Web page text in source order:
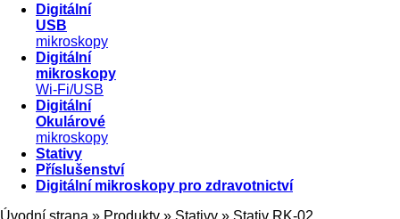
Digitální
USB
mikroskopy
Digitální
mikroskopy
Wi-Fi/USB
Digitální
Okulárové
mikroskopy
Stativy
Příslušenství
Digitální mikroskopy pro zdravotnictví
Úvodní strana » Produkty » Stativy » Stativ RK-02